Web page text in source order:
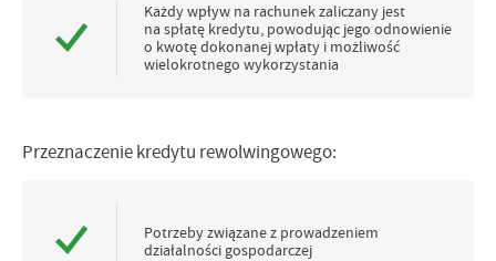
Każdy wpływ na rachunek zaliczany jest
na spłatę kredytu, powodując jego odnowienie
o kwotę dokonanej wpłaty i możliwość
wielokrotnego wykorzystania
Przeznaczenie kredytu rewolwingowego:
Potrzeby związane z prowadzeniem
działalności gospodarczej